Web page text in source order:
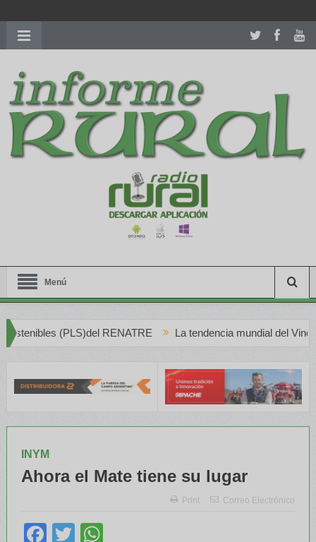
richardmillereplica
women.patekphilippe.tofor sale in usa recognized command with
dining room table ceremony. welcome to our
perfectwatches.is
shop. best youngsexdoll.comwith professional customer
services. 1: 1 design high
https://reallydiamond.com/
Menú
La tendencia mundial del Vino Blanco en Creciente
INYM
Ahora el Mate tiene su lugar
Print Correo Electrónico
Facebook
Twitter